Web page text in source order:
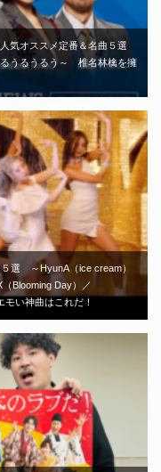
人気オススメ定番＆名曲５選
るうるうるう～ 椎名林檎を擁
選 ～HyunA（ice cream）
Blooming Day）／
い神曲はこれだ！